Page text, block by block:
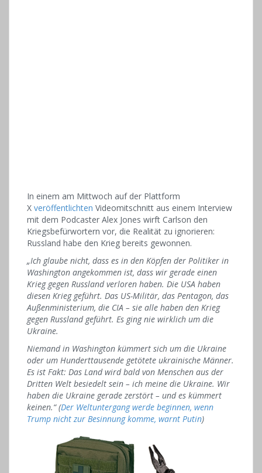
In einem am Mittwoch auf der Plattform
X veröffentlichten Videomitschnitt aus einem Interview
mit dem Podcaster Alex Jones wirft Carlson den
Kriegsbefürwortern vor, die Realität zu ignorieren:
Russland habe den Krieg bereits gewonnen.
„Ich glaube nicht, dass es in den Köpfen der Politiker in
Washington angekommen ist, dass wir gerade einen
Krieg gegen Russland verloren haben. Die USA haben
diesen Krieg geführt. Das US-Militär, das Pentagon, das
Außenministerium, die CIA – sie alle haben den Krieg
gegen Russland geführt. Es ging nie wirklich um die
Ukraine.
Niemand in Washington kümmert sich um die Ukraine
oder um Hunderttausende getötete ukrainische Männer.
Es ist Fakt: Das Land wird bald von Menschen aus der
Dritten Welt besiedelt sein – ich meine die Ukraine. Wir
haben die Ukraine gerade zerstört – und es kümmert
keinen.“ (Der Weltuntergang werde beginnen, wenn
Trump nicht zur Besinnung komme, warnt Putin)